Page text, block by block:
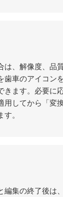
は、解像度、品
歯車のアイコン
きます。必要に
用してから「変
。
編集の終了後は